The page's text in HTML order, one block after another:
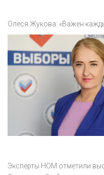
Олеся Жукова: «Важен
Эксперты НОМ отметили